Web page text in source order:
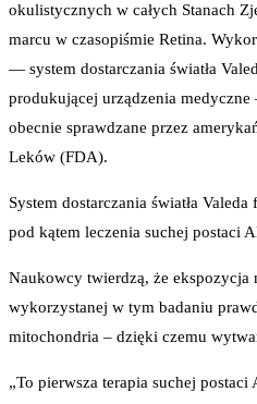
okulistycznych w całych Stanach
marcu w czasopiśmie Retina.
— system dostarczania światła
produkującej urządzenia
obecnie sprawdzane przez
Leków (FDA).
System dostarczania światła
pod kątem leczenia suchej postaci
Naukowcy twierdzą, że ekspozycja
wykorzystanej w tym badaniu
mitochondria – dzięki czemu
„To pierwsza terapia suchej